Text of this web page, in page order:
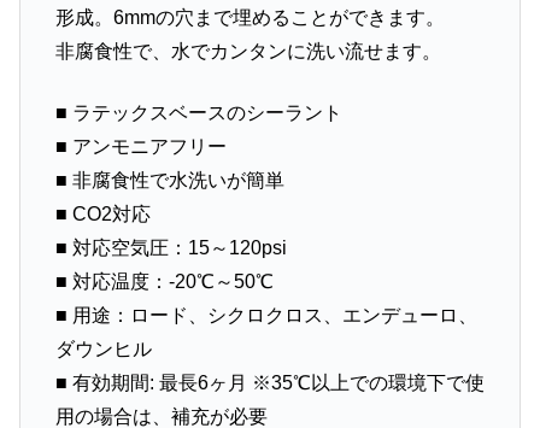
形成。6mmの穴まで埋めることができます。
非腐食性で、水でカンタンに洗い流せます。
■ ラテックスベースのシーラント
■ アンモニアフリー
■ 非腐食性で水洗いが簡単
■ CO2対応
■ 対応空気圧：15～120psi
■ 対応温度：-20℃～50℃
■ 用途：ロード、シクロクロス、エンデューロ、
ダウンヒル
■ 有効期間: 最長6ヶ月 ※35℃以上での環境下で使
用の場合は、補充が必要